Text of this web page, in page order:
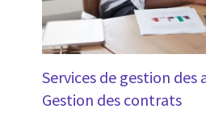
Services de gestion des
Gestion des contrats